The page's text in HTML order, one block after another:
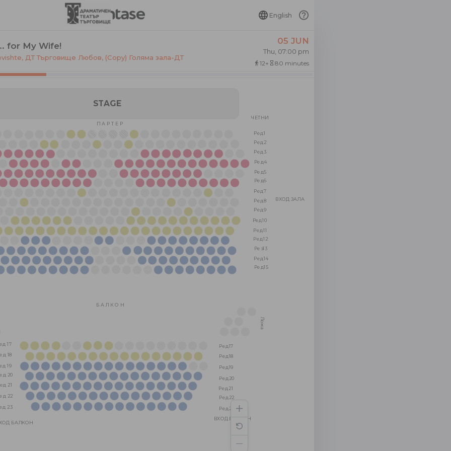
English
for My Wife!
ДТ Търговище Любов, (Copy) Голяма зала-ДТ
05 JUN
Thu, 07:00 pm
directions_walk 12+ hourglass_empty 80 minutes
ВХОД БАЛКОН
Ред9
Ред8
Ред7
Ред6
Ред5
Ред4
Ред3
Ред2
Ред1
ЧЕТНИ
STAGE
ВХОД ЗАЛА
Ред10
Ред11
Ред12
Рез13
Ред14
Ред15
Ложа
17
18
19
П А Р Т Е Р
20
21
22
23
БАЛКОН
Б А Л К О Н
Ред17
Ред18
Ред19
Ред20
Ред21
Ред22
Ред23